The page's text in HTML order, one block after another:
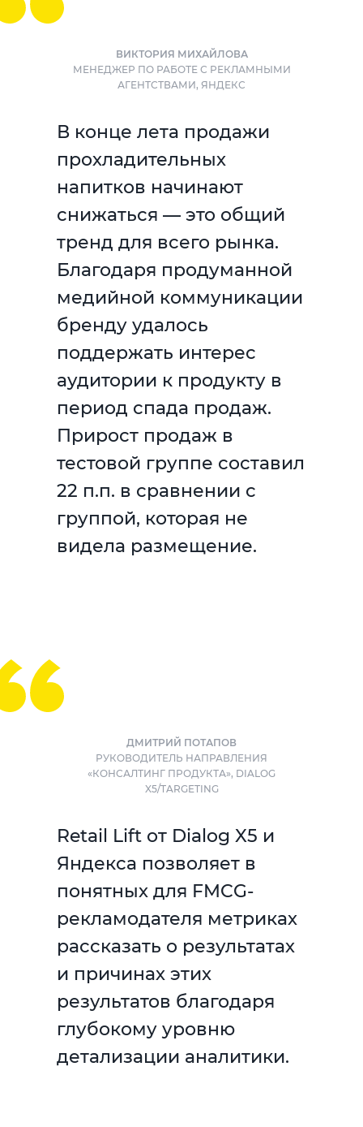
ВИКТОРИЯ МИХАЙЛОВА
МЕНЕДЖЕР ПО РАБОТЕ С РЕКЛАМНЫМИ
АГЕНТСТВАМИ, ЯНДЕКС
В конце лета продажи
прохладительных
напитков начинают
снижаться — это общий
тренд для всего рынка.
Благодаря продуманной
медийной коммуникации
бренду удалось
поддержать интерес
аудитории к продукту в
период спада продаж.
Прирост продаж в
тестовой группе составил
22 п.п. в сравнении с
группой, которая не
видела размещение.
ДМИТРИЙ ПОТАПОВ
РУКОВОДИТЕЛЬ НАПРАВЛЕНИЯ
«КОНСАЛТИНГ ПРОДУКТА», DIALOG
X5/TARGETING
Retail Lift от Dialog X5 и
Яндекса позволяет в
понятных для FMCG-
рекламодателя метриках
рассказать о результатах
и причинах этих
результатов благодаря
глубокому уровню
детализации аналитики.